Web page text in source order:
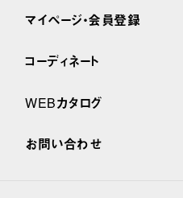
マイページ・会員登録
コーディネート
WEBカタログ
お問い合わせ